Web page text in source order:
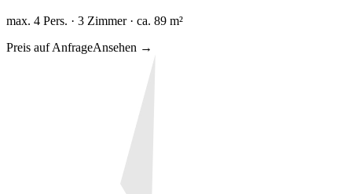
max. 4 Pers. · 3 Zimmer · ca. 89 m²
Preis auf AnfrageAnsehen →